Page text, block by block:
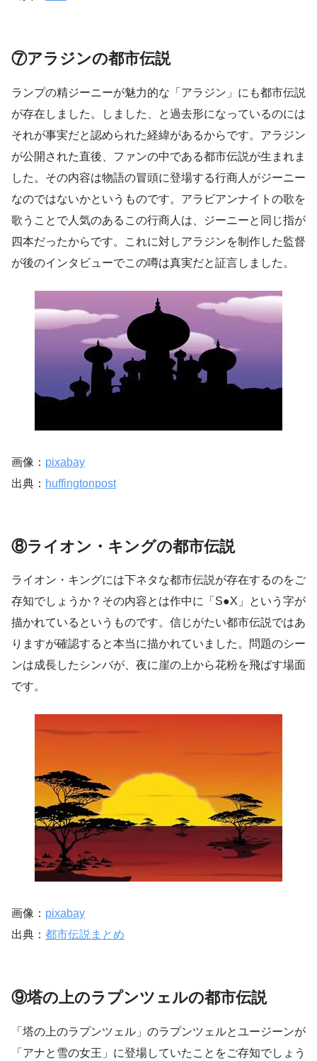
⑦アラジンの都市伝説
ランプの精ジーニーが魅力的な「アラジン」にも都市伝説
が存在しました。しました、と過去形になっているのには
それが事実だと認められた経緯があるからです。アラジン
が公開された直後、ファンの中である都市伝説が生まれま
した。その内容は物語の冒頭に登場する行商人がジーニー
なのではないかというものです。アラビアンナイトの歌を
歌うことで人気のあるこの行商人は、ジーニーと同じ指が
四本だったからです。これに対しアラジンを制作した監督
が後のインタビューでこの噂は真実だと証言しました。
画像： pixabay
出典： huffingtonpost
⑧ライオン・キングの都市伝説
ライオン・キングには下ネタな都市伝説が存在するのをご
存知でしょうか？その内容とは作中に「S●X」という字が
描かれているというものです。信じがたい都市伝説ではあ
りますが確認すると本当に描かれていました。問題のシー
ンは成長したシンバが、夜に崖の上から花粉を飛ばす場面
です。
画像： pixabay
出典： 都市伝説まとめ
⑨塔の上のラプンツェルの都市伝説
「塔の上のラプンツェル」のラプンツェルとユージーンが
「アナと雪の女王」に登場していたことをご存知でしょう